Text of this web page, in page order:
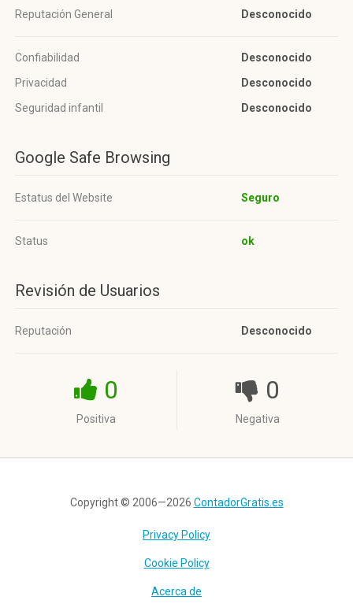
Reputación General Desconocido
Confiabilidad
Desconocido
Privacidad
Desconocido
Seguridad infantil
Desconocido
Google Safe Browsing
Estatus del Website Seguro
Status ok
Revisión de Usuarios
Reputación Desconocido
0
Positiva
0
Negativa
Copyright © 2006—2026 ContadorGratis.es
Privacy Policy
Cookie Policy
Acerca de